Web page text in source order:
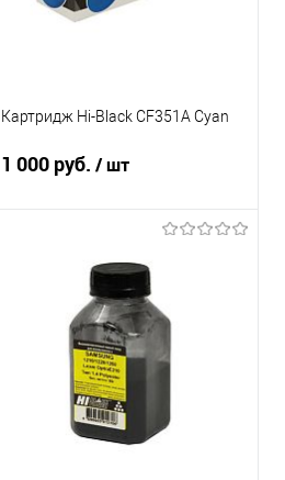
Картридж Hi-Black CF351A Cyan
1 000 руб./ шт
Купить в 1 клик
Сравнение
В избранное
Недоступно